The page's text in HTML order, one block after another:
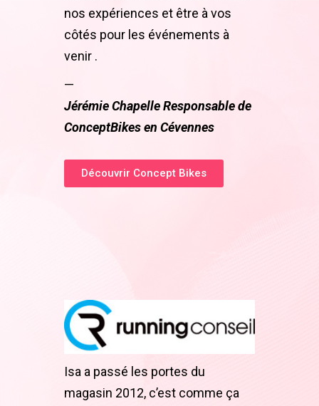
nos expériences et être à vos
côtés pour les événements à
venir .
—
Jérémie Chapelle Responsable de
ConceptBikes en Cévennes
Découvrir Concept Bikes
Isa a passé les portes du
magasin 2012, c’est comme ça